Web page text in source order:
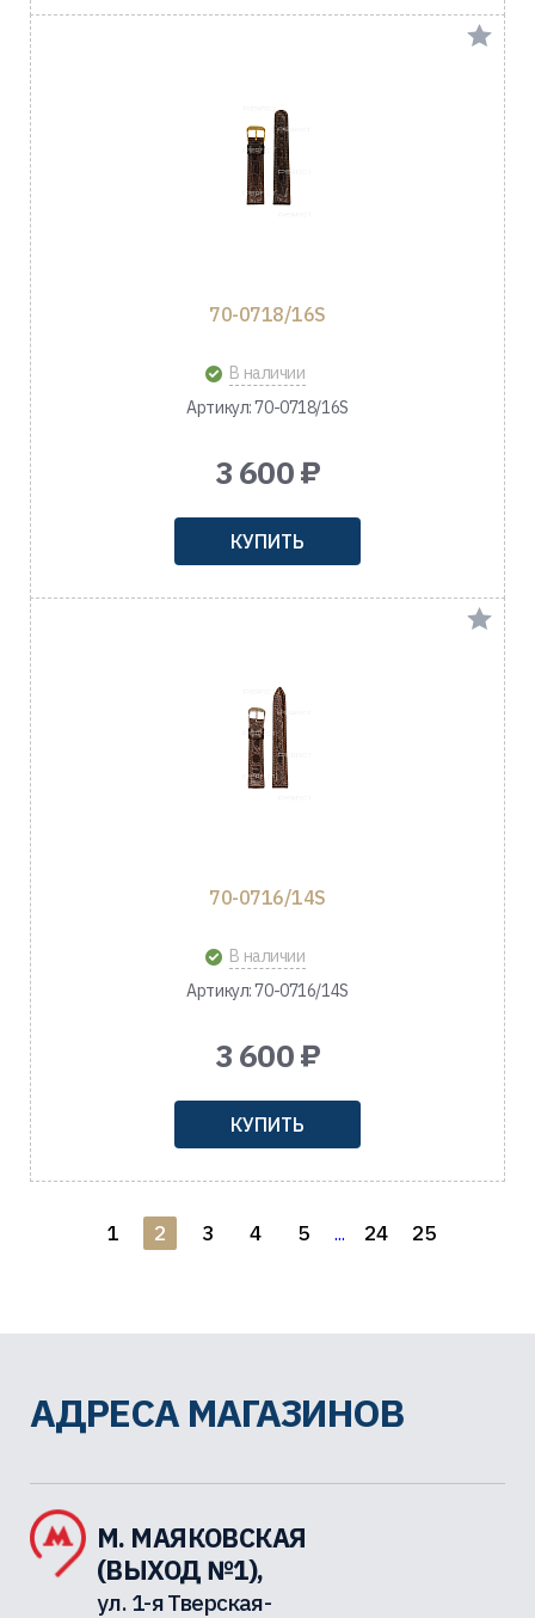
70-0718/16S
В наличии
Артикул: 70-0718/16S
3 600 ₽
КУПИТЬ
70-0716/14S
В наличии
Артикул: 70-0716/14S
3 600 ₽
КУПИТЬ
1 2 3 4 5 ... 24 25
АДРЕСА МАГАЗИНОВ
М. МАЯКОВСКАЯ
(ВЫХОД №1),
ул. 1-я Тверская-